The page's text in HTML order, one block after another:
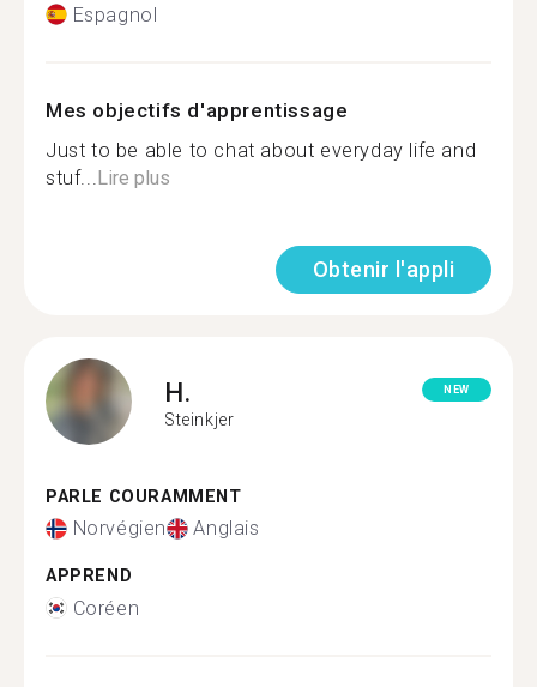
Espagnol
Mes objectifs d'apprentissage
Just to be able to chat about everyday life and
stuf... Lire plus
Obtenir l'appli
H.
Steinkjer
NEW
PARLE COURAMMENT
Norvégien Anglais
APPREND
Coréen